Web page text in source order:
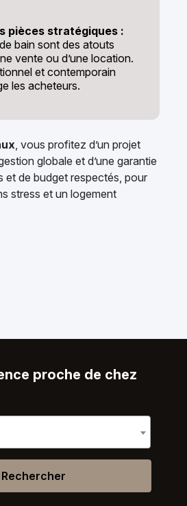
pièces stratégiques :
bain sont des atouts
vente ou d’une location.
et contemporain
les acheteurs.
, vous profitez d’un projet
globale et d’une garantie
et de budget respectés, pour
stress et un logement
proche de chez
Rechercher